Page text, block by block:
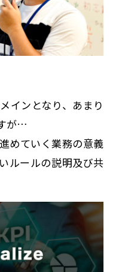
インとなり、あまり
が…
めていく業務の意義
ルールの説明及び共